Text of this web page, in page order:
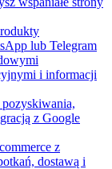
lub Telegram
i informacji
z Google
z
dostawą i